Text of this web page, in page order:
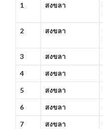
1 สงขลา
2 สงขลา
3 สงขลา
4 สงขลา
5 สงขลา
6 สงขลา
7 สงขลา